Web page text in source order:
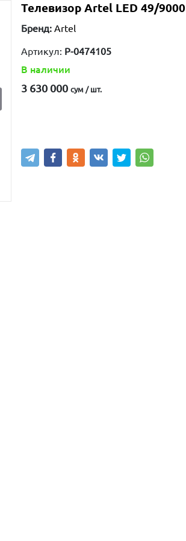
Телевизор Artel LED 49/9000
Бренд: Artel
Артикул: P-0474105
В наличии
3 630 000 сум / шт.